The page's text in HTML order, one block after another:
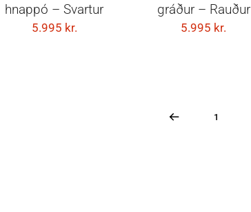
hnappó – Svartur
5.995 kr.
gráður – Rauður
5.995 kr.
1